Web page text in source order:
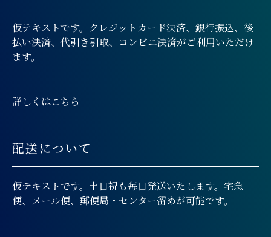
仮テキストです。クレジットカード決済、銀行振込、後
払い決済、代引き引取、コンビニ決済がご利用いただけ
ます。
詳しくはこちら
配送について
仮テキストです。土日祝も毎日発送いたします。宅急
便、メール便、郵便局・センター留めが可能です。